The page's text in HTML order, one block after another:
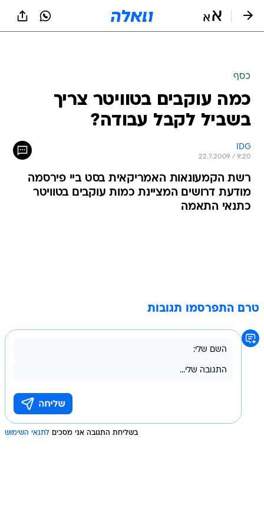
כסף
כמה עוקבים בטוויטר צריך
בשביל לקבל עבודה?
IDG
22.7.2009 / 9:20
רשת הקמעונאות האמריקאית בסט ביי פירסמה
מודעת דרושים המציינת כמות עוקבים בטוויטר
כתנאי התאמה
טרם התפרסמו תגובות
בשליחת התגובה אני מסכים לתנאי השימוש